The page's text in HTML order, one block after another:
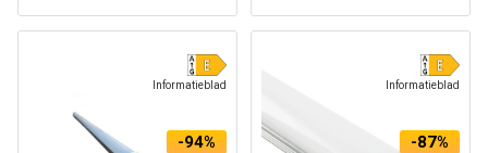
Informatieblad
-94%
Informatieblad
-87%